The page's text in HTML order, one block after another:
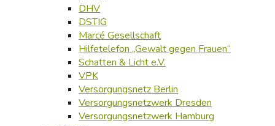
DHV
DSTIG
Marcé Gesellschaft
Hilfetelefon „Gewalt gegen Frauen“
Schatten & Licht e.V.
VPK
Versorgungsnetz Berlin
Versorgungsnetzwerk Dresden
Versorgungsnetzwerk Hamburg